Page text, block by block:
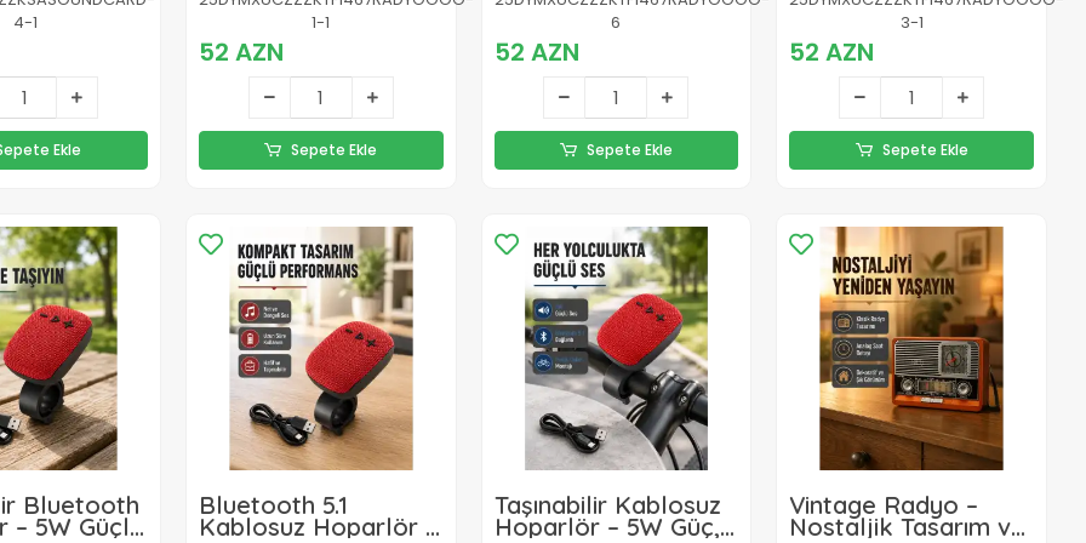
4-1
Ekle
Radyo Fonksiyonu
1-1
52 AZN
Sepete Ekle
Edilebilir Batarya, 1
kg
6
52 AZN
Sepete Ekle
Hafif ve Taşınabilir
3-1
52 AZN
Sepete Ekle
Bluetooth
– 5W Güçlü
Bluetooth 5.1
Kablosuz Hoparlör –
Taşınabilir Kablosuz
Hoparlör – 5W Güç,
Vintage Radyo –
Nostaljik Tasarım ve